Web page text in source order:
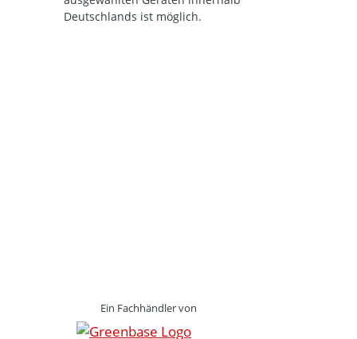
Deutschlands ist möglich.
Ein Fachhändler von